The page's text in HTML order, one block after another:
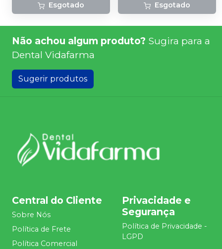
Esgotado Esgotado
Não achou algum produto? Sugira para a
Dental Vidafarma
Sugerir produtos
Central do Cliente
Sobre Nós
Política de Frete
Política Comercial
Privacidade e
Segurança
Política de Privacidade -
LGPD